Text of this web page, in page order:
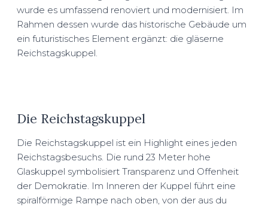
wurde es umfassend renoviert und modernisiert. Im
Rahmen dessen wurde das historische Gebäude um
ein futuristisches Element ergänzt: die gläserne
Reichstagskuppel.
Die Reichstagskuppel
Die Reichstagskuppel ist ein Highlight eines jeden
Reichstagsbesuchs. Die rund 23 Meter hohe
Glaskuppel symbolisiert Transparenz und Offenheit
der Demokratie. Im Inneren der Kuppel führt eine
spiralförmige Rampe nach oben, von der aus du